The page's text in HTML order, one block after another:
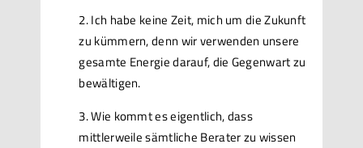
Ich habe keine Zeit, mich um die Zukunft
zu kümmern, denn wir verwenden unsere
gesamte Energie darauf, die Gegenwart zu
bewältigen.
Wie kommt es eigentlich, dass
mittlerweile sämtliche Berater zu wissen